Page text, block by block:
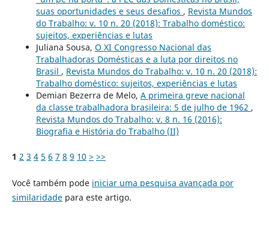
suas oportunidades e seus desafios , Revista Mundos
do Trabalho: v. 10 n. 20 (2018): Trabalho doméstico:
sujeitos, experiências e lutas
Juliana Sousa, O XI Congresso Nacional das
Trabalhadoras Domésticas e a luta por direitos no
Brasil , Revista Mundos do Trabalho: v. 10 n. 20 (2018):
Trabalho doméstico: sujeitos, experiências e lutas
Demian Bezerra de Melo, A primeira greve nacional
da classe trabalhadora brasileira: 5 de julho de 1962 ,
Revista Mundos do Trabalho: v. 8 n. 16 (2016):
Biografia e História do Trabalho (II)
1 2 3 4 5 6 7 8 9 10 > >>
Você também pode iniciar uma pesquisa avançada por
similaridadepara este artigo.